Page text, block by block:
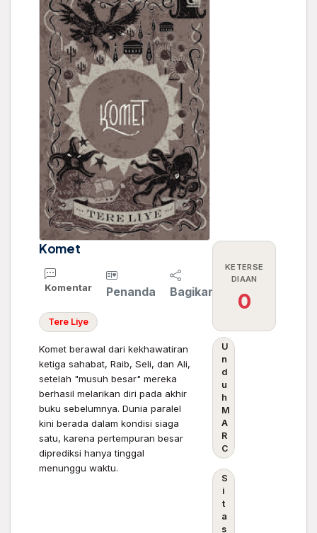
Komet
Komentar Penanda Bagikan
Tere Liye
Komet berawal dari kekhawatiran
ketiga sahabat, Raib, Seli, dan Ali,
setelah "musuh besar" mereka
berhasil melarikan diri pada akhir
buku sebelumnya. Dunia paralel
kini berada dalam kondisi siaga
satu, karena pertempuran besar
diprediksi hanya tinggal
menunggu waktu.
KETERSE
DIAAN
0
U
n
d
u
h
M
A
R
C
S
i
t
a
s